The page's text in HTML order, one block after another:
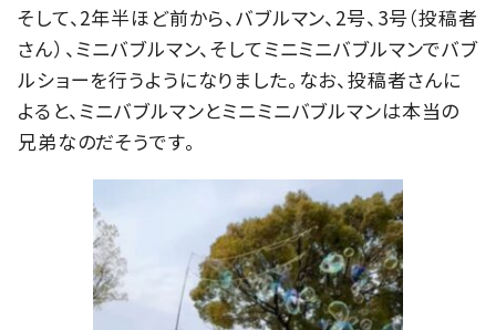
そして、2年半ほど前から、バブルマン、2号、3号（投稿者
さん）、ミニバブルマン、そしてミニミニバブルマンでバブ
ルショーを行うようになりました。なお、投稿者さんに
よると、ミニバブルマンとミニミニバブルマンは本当の
兄弟なのだそうです。